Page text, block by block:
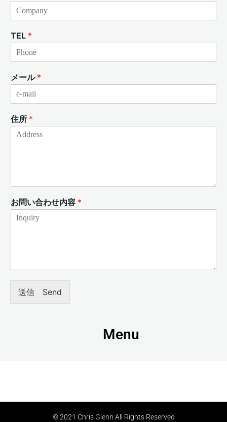
TEL *
メール *
住所 *
お問い合わせ内容 *
送信 Send
Menu
© 2021 Chris Glenn All Rights Reserved